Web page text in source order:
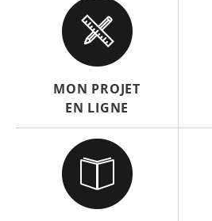
MON PROJET
EN LIGNE